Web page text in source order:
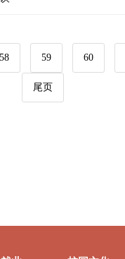
58 59 60
尾页